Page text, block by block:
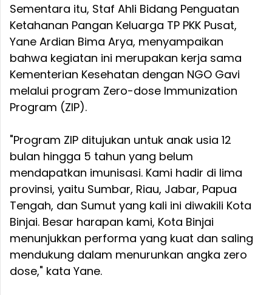
Sementara itu, Staf Ahli Bidang Penguatan
Ketahanan Pangan Keluarga TP PKK Pusat,
Yane Ardian Bima Arya, menyampaikan
bahwa kegiatan ini merupakan kerja sama
Kementerian Kesehatan dengan NGO Gavi
melalui program Zero-dose Immunization
Program (ZIP).
"Program ZIP ditujukan untuk anak usia 12
bulan hingga 5 tahun yang belum
mendapatkan imunisasi. Kami hadir di lima
provinsi, yaitu Sumbar, Riau, Jabar, Papua
Tengah, dan Sumut yang kali ini diwakili Kota
Binjai. Besar harapan kami, Kota Binjai
menunjukkan performa yang kuat dan saling
mendukung dalam menurunkan angka zero
dose," kata Yane.